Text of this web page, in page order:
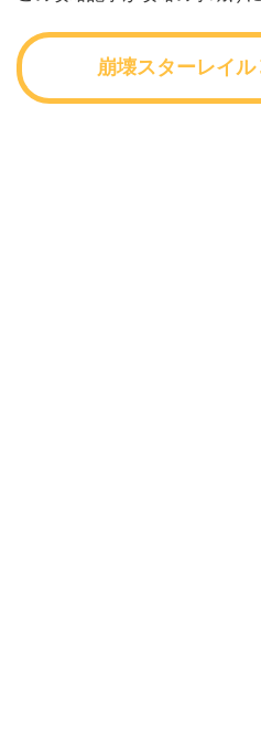
崩壊スターレイ